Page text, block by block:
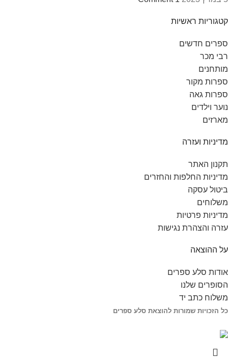
קטגוריות ראשיות
ספרים חדשים
רבי מכר
מותחנים
ספרות מקור
ספרות גאה
נוער וילדים
מארזים
מדיניות ועזרה
תקנון האתר
מדיניות החלפות והחזרים
ביטול עסקה
משלוחים
מדיניות פרטיות
עזרה והצהרת נגישות
על ההוצאה
אודות סלע ספרים
הסופרים שלנו
משלוח כתב יד
כל הזכויות שמורות להוצאת סלע ספרים